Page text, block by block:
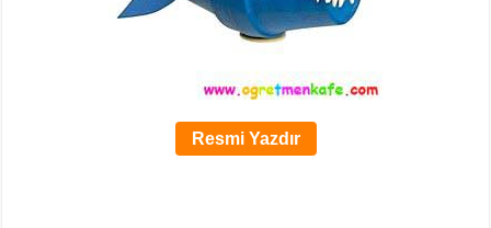
Resmi Yazdır